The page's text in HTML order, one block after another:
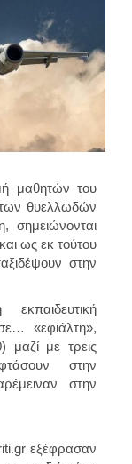
μαθητών του
των θυελλωδών
σημειώνονται
ως εκ τούτου
στην
«εφιάλτη»,
μαζί με τρεις
στην
στην
εξέφρασαν